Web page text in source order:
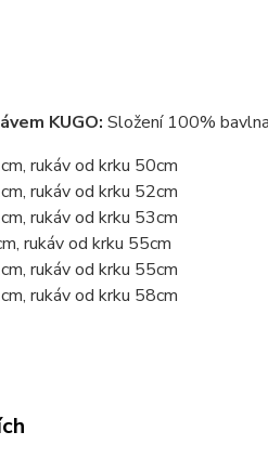
KUGO: Složení 100%
rukáv od krku 50cm
rukáv od krku 52cm
rukáv od krku 53cm
rukáv od krku 55cm
rukáv od krku 55cm
rukáv od krku 58cm